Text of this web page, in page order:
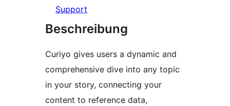
Support
Beschreibung
Curiyo gives users a dynamic and
comprehensive dive into any topic
in your story, connecting your
content to reference data,